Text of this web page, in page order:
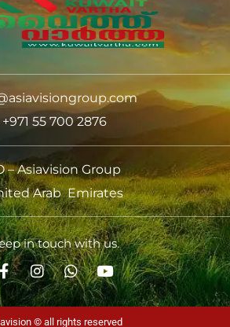
+971 55 700 2876
– Asiavision Group
Arab Emirates
in touch with us.
© all rights reserved